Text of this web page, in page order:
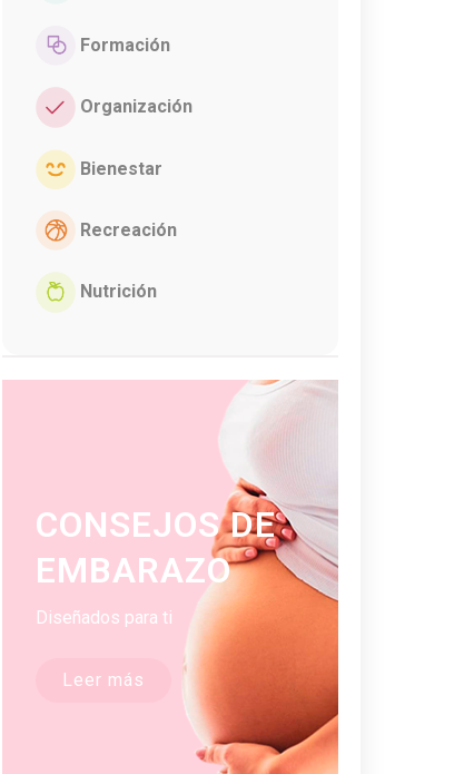
Formación
Organización
Bienestar
Recreación
Nutrición
CONSEJOS DE
EMBARAZO
Diseñados para ti
Leer más